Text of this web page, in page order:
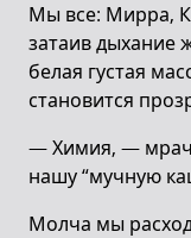
Мы все: Мирра,
затаив дыхание
белая густая
становится
— Химия, —
нашу “мучную
Молча мы